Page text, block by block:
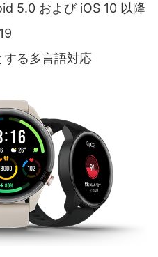
5.0 および iOS 10 以降
る多言語対応